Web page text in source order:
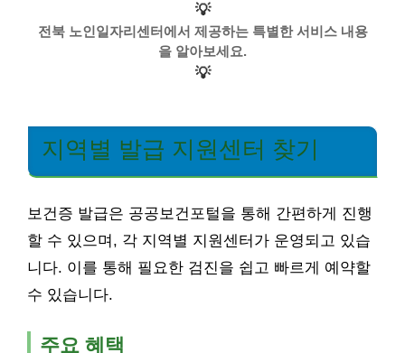
💡
전북 노인일자리센터에서 제공하는 특별한 서비스 내용
을 알아보세요.
💡
지역별 발급 지원센터 찾기
보건증 발급은 공공보건포털을 통해 간편하게 진행
할 수 있으며, 각 지역별 지원센터가 운영되고 있습
니다. 이를 통해 필요한 검진을 쉽고 빠르게 예약할
수 있습니다.
주요 혜택